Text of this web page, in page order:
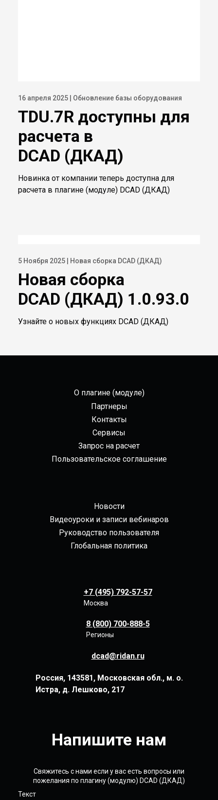
16 апреля 2025 | Обновление базы оборудования
TDU.7R доступны для
расчета в
DCAD (ДКАД)
Новинка от компании теперь доступна для
расчета в плагине (модуле) DCAD (ДКАД)
5 Ноября 2025 | Новая сборка DCAD (ДКАД)
Новая сборка
DCAD (ДКАД) 1.0.93.0
Узнайте о новых функциях DCAD (ДКАД)
О плагине (модуле)
Партнеры
Контакты
Сервисы
Запрос на расчет
Пользовательское соглашение
Новости
Видеоуроки и записи вебинаров
Руководство пользователя
Глобальная политика
+7 (495) 792-57-57
Москва
8 (800) 700-888-5
Регионы
dcad@ridan.ru
Россия, 143581, Московская обл., м. о.
Истра, д. Лешково, 217
Напишите нам
Свяжитесь с нами если у вас есть вопросы или
пожелания по плагину (модулю) DCAD (ДКАД)
Текст